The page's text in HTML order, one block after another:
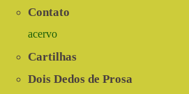
Contato
acervo
Cartilhas
Dois Dedos de Prosa